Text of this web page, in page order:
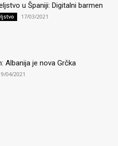
u Španiji: Digitalni barmen
17/03/2021
Albanija je nova Grčka
04/2021